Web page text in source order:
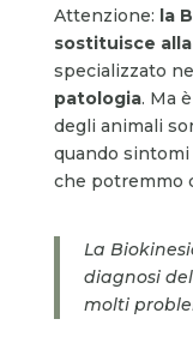
Attenzione: la
sostituisce
specializzato
patologia. Ma
degli animali
quando
che potremmo
La
diagnosi
molti